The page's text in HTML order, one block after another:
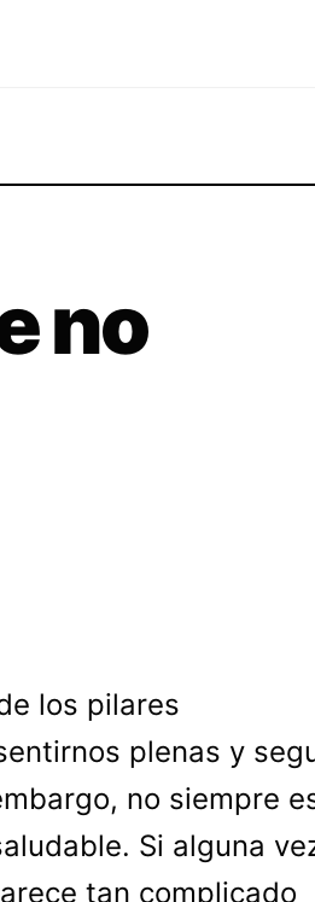
no
los pilares
plenas y
no siempre
Si alguna
tan complicado